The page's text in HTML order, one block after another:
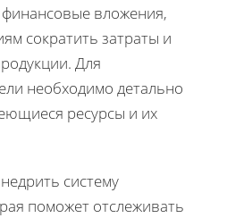
вложения,
сократить затраты и
Для
необходимо детально
ресурсы и их
систему
поможет отслеживать